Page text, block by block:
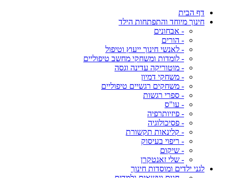
דף הבית
חינוך מיוחד והתפתחות הילד
- אבחונים
- הורים
- לאנשי חינוך ייעוץ וטיפול
- לומדות ומשחקי מחשב טיפוליים
- מוטוריקה עדינה וגסה
- משחקי דמיון
- משחקים רגשיים טיפוליים
- ספרי רגשות
- עו"ס
- פיזיותרפיה
- פסיכולוגיה
- קלינאות תקשורת
- ריפוי בעיסוק
- שיקום
- שלי זאנטקרן
לגני ילדים ומוסדות חינוך